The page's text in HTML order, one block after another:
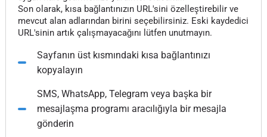
Son olarak, kısa bağlantınızın URL'sini özelleştirebilir ve
mevcut alan adlarından birini seçebilirsiniz. Eski kaydedici
URL'sinin artık çalışmayacağını lütfen unutmayın.
Sayfanın üst kısmındaki kısa bağlantınızı
kopyalayın
SMS, WhatsApp, Telegram veya başka bir
mesajlaşma programı aracılığıyla bir mesajla
gönderin